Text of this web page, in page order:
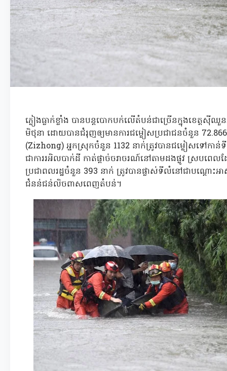
ភ្លៀងធ្លាក់ខ្លាំង បានបន្តបោកបក់លើតំបន់ជាច្រើនក្នុងខេត្តស៊ី
មិថុនា ដោយបានជំរុញឲ្យមានការជម្លៀសប្រជាជនចំនួន
(Zizhong) អ្នកស្រុកចំនួន 1132 នាក់ត្រូវបានជម្លៀសទៅកាន់ទី
ជាការរអិលបាក់ដី កាត់ផ្តាច់ចរាចរណ៍នៅតាមដងផ្លូវ ស្របព
ប្រជាពលរដ្ឋចំនួន 393 នាក់ ត្រូវបានផ្លាស់ទីលំនៅជាបណ្តោះអា
ជំនន់ជន់លិចពាសពេញតំបន់។